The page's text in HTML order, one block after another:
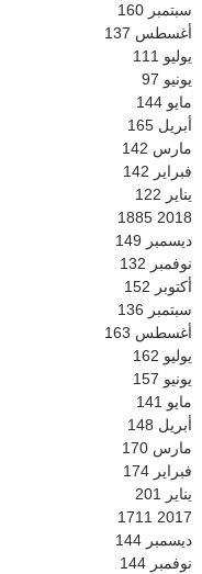
سبتمبر 160
أغسطس 137
يوليو 111
يونيو 97
مايو 144
أبريل 165
مارس 142
فبراير 142
يناير 122
2018
1885
ديسمبر 149
نوفمبر 132
أكتوبر 152
سبتمبر 136
أغسطس 163
يوليو 162
يونيو 157
مايو 141
أبريل 148
مارس 170
فبراير 174
يناير 201
2017
1711
ديسمبر 144
نوفمبر 144